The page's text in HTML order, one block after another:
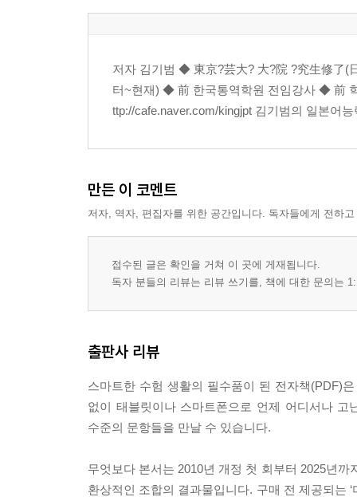
[정답 및 상세 해설] 039
① 2015년 N1 용법 완전정복 042
② 2016년 N1 용법 완전정복 048
③ 2017년 N1 용법 완전정복 054
[정답 및 상세 해설] 073
3. JLPT N1 용법 기출 어휘 완전정복 (2020~2025)
① 2020년 N1 용법 완전정복 076
② 2021년 N1 용법 완전정복 079
⑤ 2024년 N1 용법 완전정복 095
⑥ 2025년 N1 용법 완전정복 101
[실력 점검] JLPT N1 용법 기출 어휘 테스트
[정답 및 상세 해설] 109
[부록Ⅰ]
저자 김기범 ◆ 東京?芸大? 大?院 ?究生修了
터~현재) ◆ 前 한국통역학원 전임강사 ◆ 前
ttp://cafe.naver.com/kingjpt 김기범의 일본어
만든 이 코멘트
저자, 역자, 편집자를 위한 공간입니다. 독자들에게 전하
접수된 글은 확인을 거쳐 이 곳에 게재됩니다.
독자 분들의 리뷰는 리뷰 쓰기를, 책에 대한 문의는
출판사 리뷰
스마트한 수험 생활의 필수품이 된 전자책(PDF)
없이 태블릿이나 스마트폰으로 언제 어디서나
수준의 문항들을 만날 수 있습니다.
무엇보다 본서는 2010년 개정 첫 회부터 2025년
환상적인 조합의 결과물입니다. 구매 전 제공되는